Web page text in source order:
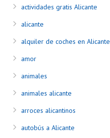
actividades gratis Alicante
alicante
alquiler de coches en Alicante
amor
animales
animales alicante
arroces alicantinos
autobús a Alicante